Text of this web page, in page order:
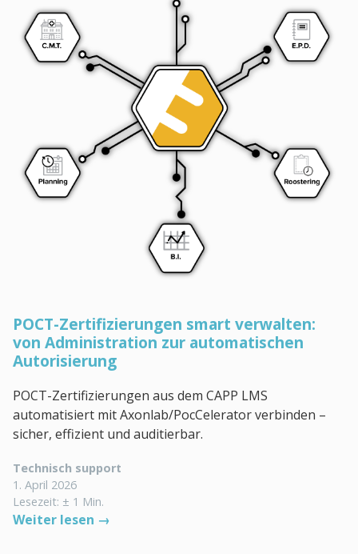
POCT-Zertifizierungen smart verwalten:
von Administration zur automatischen
Autorisierung
POCT-Zertifizierungen aus dem CAPP LMS
automatisiert mit Axonlab/PocCelerator verbinden –
sicher, effizient und auditierbar.
Technisch support
1. April 2026
Lesezeit: ± 1 Min.
Weiter lesen →